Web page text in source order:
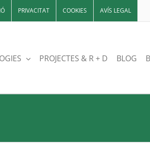
PRIVACITAT COOKIES AVÍS LEGAL
PROJECTES & R + D BLOG